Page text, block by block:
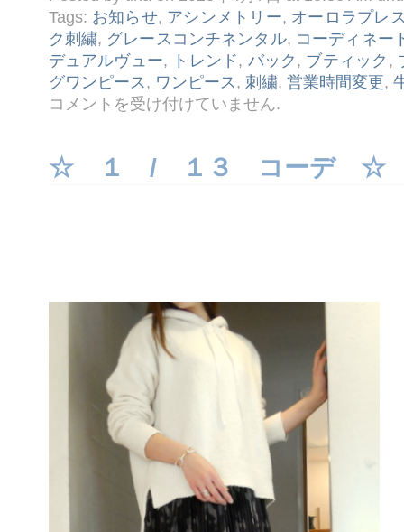
Tags: お知らせ, アシンメトリー, オーロラプレ
ク刺繍, グレースコンチネンタル, コーディネー
デュアルヴュー, トレンド, バック , ブティック ,
グワンピース , ワンピース , 刺繍, 営業時間変更,
☆
４ /
デ
☆
コメントを受け付けていません.
☆ １ / １３ コーデ ☆